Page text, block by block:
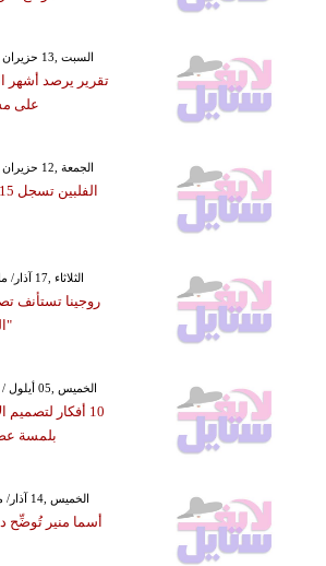
GMT 10:12 2020 السبت ,13 حزيران / يونيو
تقرير يرصد أشهر
على
GMT 14:27 2020 الجمعة ,12 حزيران / يونيو
الفلبين تسجل 615 إصابة جديدة بكورونا
GMT 21:40 2020 الثلاثاء ,17 آذار/ مارس
روجينا تستأنف
GMT 14:36 2019 الخميس ,05 أيلول / سبتمبر
10 أفكار
بلمسة
GMT 09:05 2019 الخميس ,14 آذار/ مارس
أسما منير تُوضِّح